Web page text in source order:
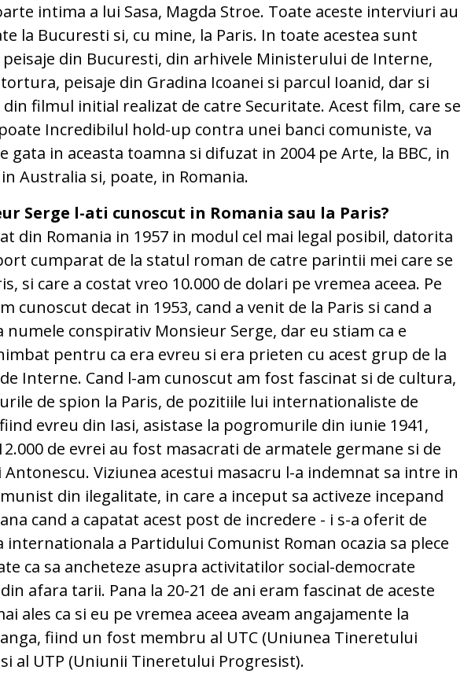
intima a lui Sasa, Magda Stroe. Toate aceste interviuri au
la Bucuresti si, cu mine, la Paris. In toate acestea sunt
din Bucuresti, din arhivele Ministerului de Interne,
peisaje din Gradina Icoanei si parcul Ioanid, dar si
filmul initial realizat de catre Securitate. Acest film, care se
Incredibilul hold-up contra unei banci comuniste, va
gata in aceasta toamna si difuzat in 2004 pe Arte, la BBC, in
Australia si, poate, in Romania.
Serge l-ati cunoscut in Romania sau la Paris?
din Romania in 1957 in modul cel mai legal posibil, datorita
cumparat de la statul roman de catre parintii mei care se
si care a costat vreo 10.000 de dolari pe vremea aceea. Pe
cunoscut decat in 1953, cand a venit de la Paris si cand a
conspirativ Monsieur Serge, dar eu stiam ca e
pentru ca era evreu si era prieten cu acest grup de la
Interne. Cand l-am cunoscut am fost fascinat si de cultura,
de spion la Paris, de pozitiile lui internationaliste de
evreu din Iasi, asistase la pogromurile din iunie 1941,
de evrei au fost masacrati de armatele germane si de
Viziunea acestui masacru l-a indemnat sa intre in
din ilegalitate, in care a inceput sa activeze incepand
cand a capatat acest post de incredere - i s-a oferit de
internationala a Partidului Comunist Roman ocazia sa plece
ca sa ancheteze asupra activitatilor social-democrate
afara tarii. Pana la 20-21 de ani eram fascinat de aceste
ales ca si eu pe vremea aceea aveam angajamente la
fiind un fost membru al UTC (Uniunea Tineretului
al UTP (Uniunii Tineretului Progresist).